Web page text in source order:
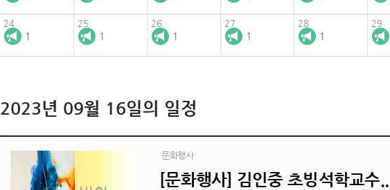
24
1
25
1
26
1
27
1
28
1
29
2023년 09월 16일의 일정
문화행사
[문화행사] 김인중 초빙석학교수